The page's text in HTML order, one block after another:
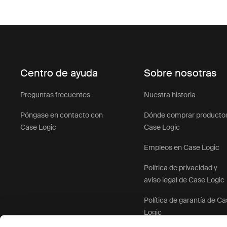
Centro de ayuda
Preguntas frecuentes
Póngase en contacto con
Case Logic
Sobre nosotras
Nuestra historia
Dónde comprar
Case Logic
Empleos en Case Logic
Política de privacidad y
aviso legal de Case Logic
Política de garantía de
Logic